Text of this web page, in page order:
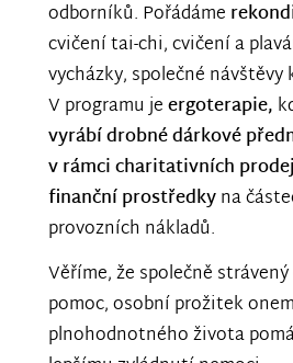
odborníků. Pořádáme
cvičení tai-chi, cvičení a
vycházky, společné
V programu jeergoterapie,
vyrábí drobné dárkové
v rámci charitativních
finanční prostředkyna
provozních nákladů.
Věříme, že společně
pomoc, osobní prožitek
plnohodnotného života